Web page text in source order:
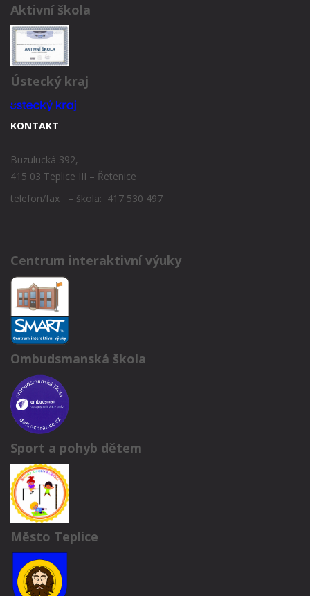
Aktivní škola
Ústecký kraj
KONTAKT
Buzulucká 392,
415 03 Teplice III – Řetenice
telefon/fax – škola: 417 530 497
Centrum interaktivní výuky
Ombudsmanská škola
Sport a pohyb dětem
Město Teplice